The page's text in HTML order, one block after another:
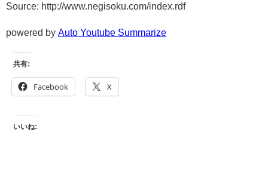
Source: http://www.negisoku.com/index.rdf
powered by Auto Youtube Summarize
共有:
Facebook X
いいね: